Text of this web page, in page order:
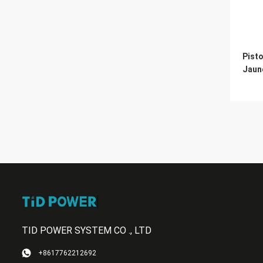
TID POWER SYSTEM CO ., LTD
+8617762212692